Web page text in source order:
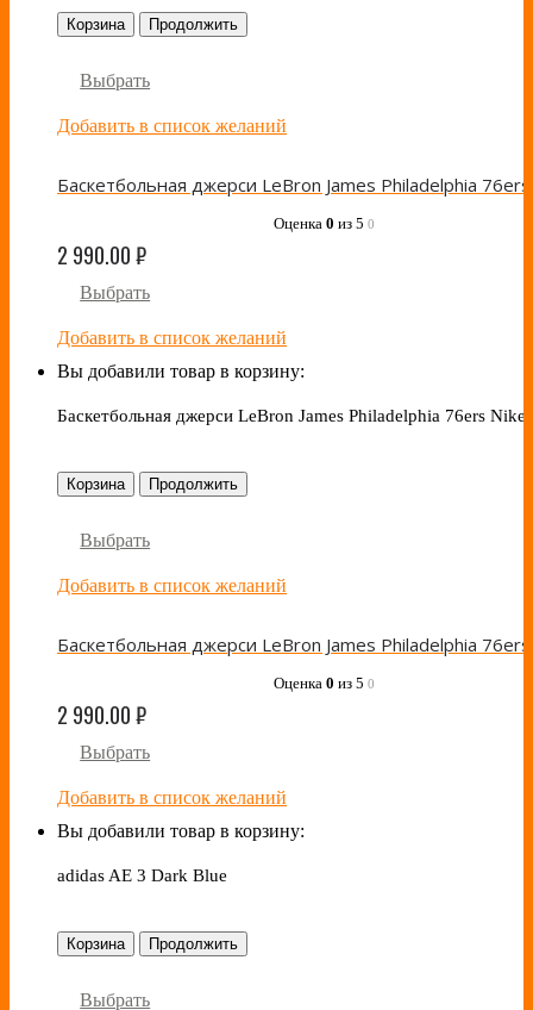
Корзина Продолжить
Выбрать
Добавить в список желаний
Оценка 0 из 5 0
2 990.00₽
Выбрать
Добавить в список желаний
Вы добавили товар в корзину:
Баскетбольная джерси LeBron James Philadelphia 76ers Nike
Корзина Продолжить
Выбрать
Добавить в список желаний
Оценка 0 из 5 0
2 990.00₽
Выбрать
Добавить в список желаний
Вы добавили товар в корзину:
adidas AE 3 Dark Blue
Корзина Продолжить
Выбрать